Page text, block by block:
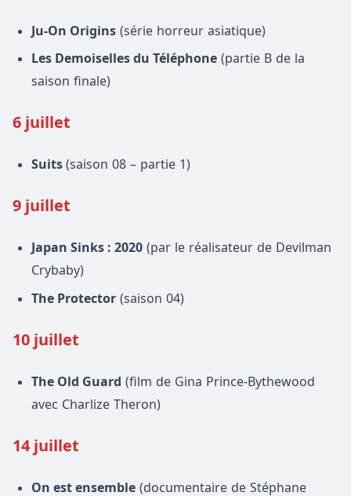
Ju-On Origins (série horreur asiatique)
Les Demoiselles du Téléphone (partie B de la
saison finale)
6 juillet
Suits (saison 08 – partie 1)
9 juillet
Japan Sinks : 2020 (par le réalisateur de Devilman
Crybaby)
The Protector (saison 04)
10 juillet
The Old Guard (film de Gina Prince-Bythewood
avec Charlize Theron)
14 juillet
On est ensemble (documentaire de Stéphane